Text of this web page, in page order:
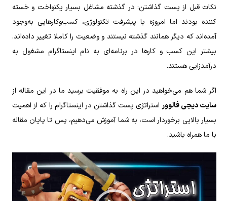
نکات قبل از پست گذاشتن: در گذشته مشاغل بسیار یکنواخت و خسته‌
کننده بودند اما امروزه با پیشرفت تکنولوژی، کسب‌وکار‌هایی به‌وجود
آمده‌اند که دیگر همانند گذشته نیستند و وضعیت را کاملا تغییر داده‌اند.
بیشتر این کسب و کار‌ها در برنامه‌ای به نام اینستاگرام مشغول به
درآمد‌زایی هستند.
اگر شما هم می‌خواهید در این راه به موفقیت برسید ما در این مقاله از
سایت دیجی فالوور استراتژی پست گذاشتن در اینستاگرام را که از اهمیت
بسیار بالایی برخوردار است، به شما آموزش می‌دهیم، پس تا پایان مقاله
با ما همراه باشید.